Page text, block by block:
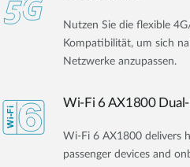
Nutzen Sie die flexible
Kompatibilität, um sich
Netzwerke anzupassen.
Wi-Fi 6 AX1800 Dual-
Wi-Fi 6 AX1800 delivers
passenger devices and